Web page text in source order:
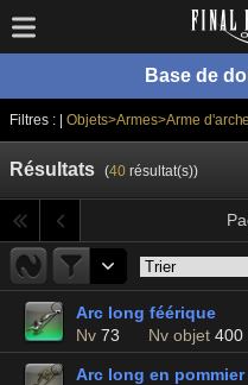
Base de
Filtres : | Objets>Armes>Arme
Résultats (40résultat(s))
Arc long féérique
Nv 73 Nv objet 400
Arc long en pommier